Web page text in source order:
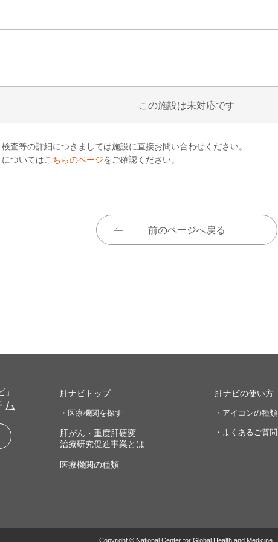
この施設は未対応です
査等の詳細につきましては施設に直接お問い合わせください。
ついてはこちらのページをご確認ください。
前のページへ戻る
肝ナビトップ
・医療機関を探す
肝がん・重度肝硬変
治療研究促進事業とは
医療機関の種類
肝ナビの使い方
・アイコンの種類
・よくあるご質問
Copyright © National Center for Global Health and Medicine.